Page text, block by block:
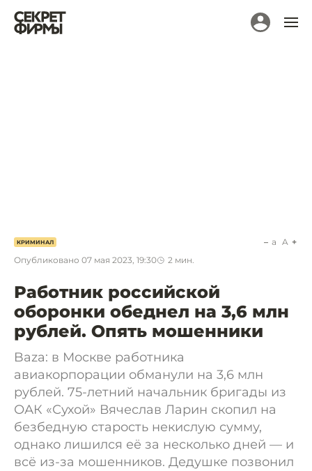
КРИМИНАЛ
Опубликовано 07 мая 2023, 19:30 2 мин.
a A
Работник российской
оборонки обеднел на 3,6 млн
рублей. Опять мошенники
Baza: в Москве работника
авиакорпорации обманули на 3,6 млн
рублей. 75-летний начальник бригады из
ОАК «Сухой» Вячеслав Ларин скопил на
безбедную старость некислую сумму,
однако лишился её за несколько дней — и
всё из-за мошенников. Дедушке позвонил